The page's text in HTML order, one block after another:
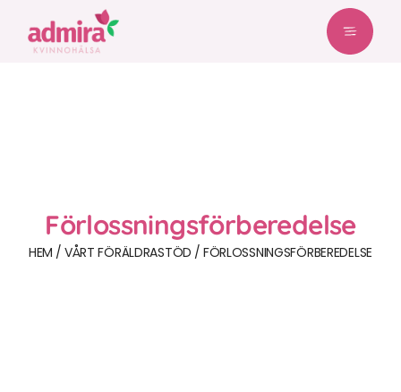
Förlossnings­förberedelse
HEM VÅRT FÖRÄLDRASTÖD FÖRLOSSNINGS­FÖRBEREDELSE